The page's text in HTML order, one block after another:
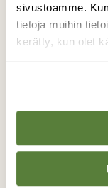
sivustoamme.
tietoja muihin
kerätty, kun olet
Miten